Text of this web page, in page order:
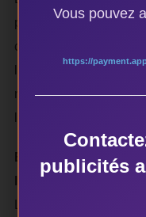
pour que parvienne
confiance car si le
l’enseignement
nouvelle liste des
En France où vous
lus ?
Vous pouvez
https://
publicités